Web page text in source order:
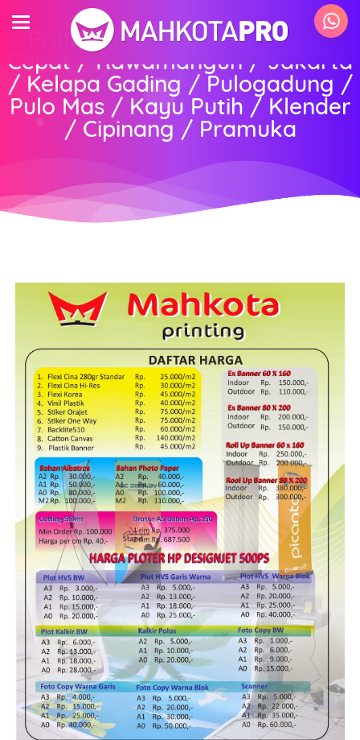
Print Digital Murah 24 Jam /
Cepat / Rawamangun / Jakarta
/ Kelapa Gading / Pulogadung /
Pulo Mas / Kayu Putih / Klender
/ Cipinang / Pramuka